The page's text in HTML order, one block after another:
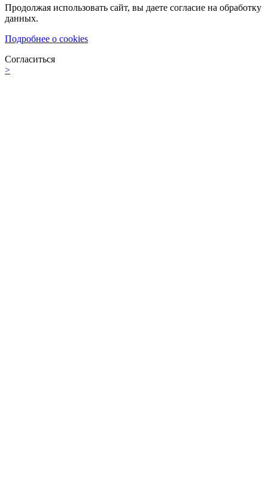
Продолжая использовать сайт, вы даете согласие на обработку
данных.
Подробнее о cookies
Согласиться
>